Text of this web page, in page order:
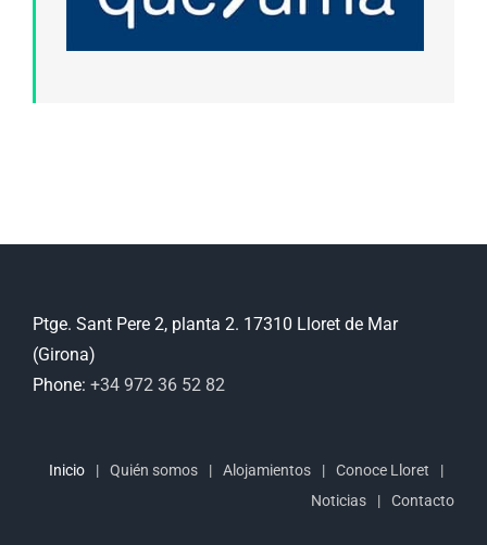
Ptge. Sant Pere 2, planta 2. 17310 Lloret de Mar
(Girona)
Phone: +34 972 36 52 82
Inicio Quién somos Alojamientos
Conoce Lloret
Noticias
Contacto